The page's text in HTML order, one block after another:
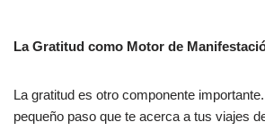
La Gratitud como Motor de
La gratitud es otro componente
pequeño paso que te acerca a tus viajes